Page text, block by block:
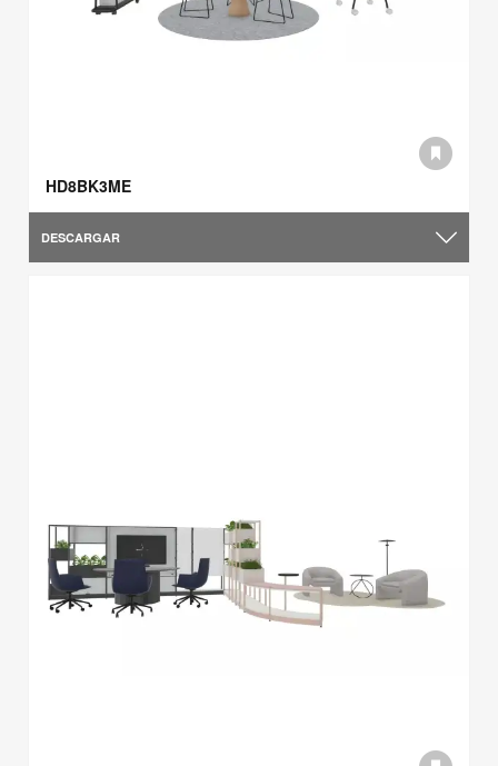
HD8BK3ME
DESCARGAR